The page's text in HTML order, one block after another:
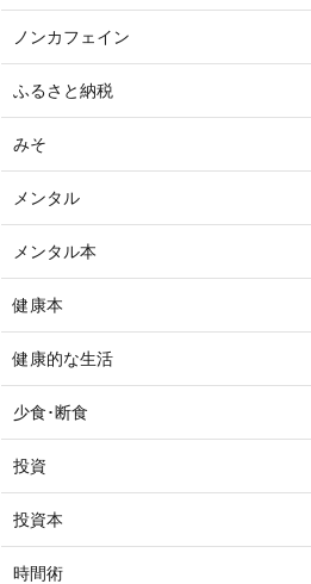
ノンカフェイン
ふるさと納税
みそ
メンタル
メンタル本
健康本
健康的な生活
少食･断食
投資
投資本
時間術